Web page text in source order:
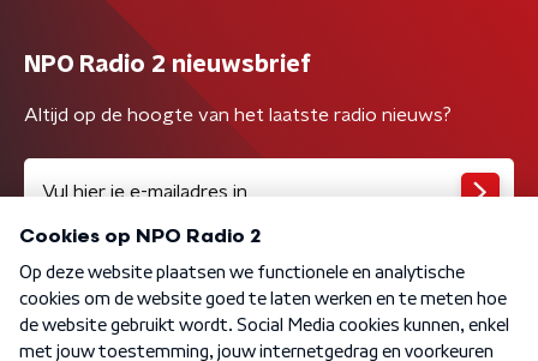
NPO Radio 2 nieuwsbrief
Altijd op de hoogte van het laatste radio nieuws?
Algemene voorwaarden